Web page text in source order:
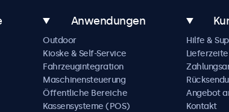
Anwendungen
Outdoor
Kioske & Self-Service
Fahrzeugintegration
Maschinensteuerung
Öffentliche Bereiche
Kassensysteme (POS)
Hilfe &
Angebot
Kontakt